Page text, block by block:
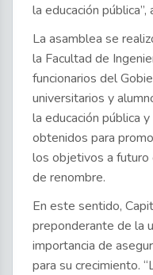
la educación
La asamblea se
la Facultad de
funcionarios del
universitarios y
la educación pública
obtenidos para
los objetivos a futuro
de renombre.
En este sentido,
preponderante de la
importancia de
para su crecimiento.